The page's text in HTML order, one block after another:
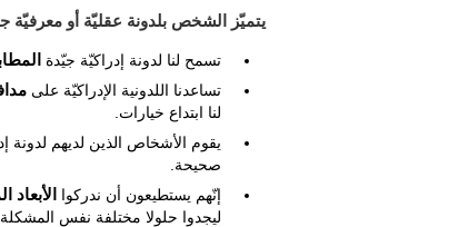
يتميّز الشخص بلدونة عقليّة أو معرفيّة
تسمح لنا لدونة إدراكيّة جيّدة
تساعدنا اللدونية الإدراكيّة على
لنا ابتداع خيارات.
يقوم الأشخاص الذين لديهم لدونة
صحيحة.
إنّهم يستطيعون أن ندركوا
الأبعاد
ليجدوا حلولا مختلفة نفس المشكلة.